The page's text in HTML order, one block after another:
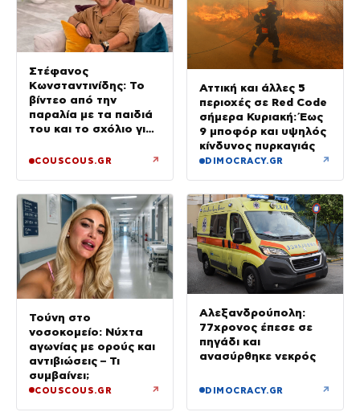
Στέφανος
Κωνσταντινίδης: Το
βίντεο από την
παραλία με τα παιδιά
του και το σχόλιο για
COUSCOUS.GR ↗
Αττική και άλλες 5
περιοχές σε Red Code
σήμερα Κυριακή: Έως
9 μποφόρ και υψηλός
κίνδυνος πυρκαγιάς
DIMOCRACY.GR ↗
Τούνη στο
νοσοκομείο: Νύχτα
αγωνίας με ορούς και
αντιβιώσεις – Τι
συμβαίνει;
COUSCOUS.GR ↗
Αλεξανδρούπολη:
77χρονος έπεσε σε
πηγάδι και
ανασύρθηκε νεκρός
DIMOCRACY.GR ↗